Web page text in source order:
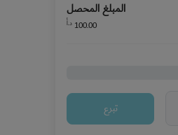
المبلغ المحصل
100.00 د.أ
تبرع